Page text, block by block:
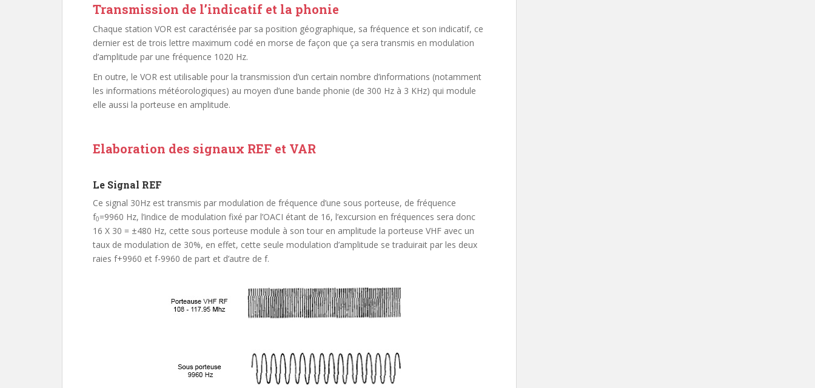
Transmission de l’indicatif et la phonie
Chaque station VOR est caractérisée par sa position géographique, sa fréquence et son indicatif, ce
dernier est de trois lettre maximum codé en morse de façon que ça sera transmis en modulation
d’amplitude par une fréquence 1020 Hz.
En outre, le VOR est utilisable pour la transmission d’un certain nombre d’informations (notamment
les informations météorologiques) au moyen d’une bande phonie (de 300 Hz à 3 KHz) qui module
elle aussi la porteuse en amplitude.
Elaboration des signaux REF et VAR
Le Signal REF
Ce signal 30Hz est transmis par modulation de fréquence d’une sous porteuse, de fréquence
f0=9960 Hz, l’indice de modulation fixé par l’OACI étant de 16, l’excursion en fréquences sera donc
16 X 30 = ±480 Hz, cette sous porteuse module à son tour en amplitude la porteuse VHF avec un
taux de modulation de 30%, en effet, cette seule modulation d’amplitude se traduirait par les deux
raies f+9960 et f-9960 de part et d’autre de f.